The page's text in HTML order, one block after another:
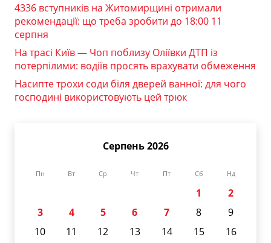
4336 вступників на Житомирщині отримали
рекомендації: що треба зробити до 18:00 11
серпня
На трасі Київ — Чоп поблизу Оліївки ДТП із
потерпілими: водіїв просять врахувати обмеження
Насипте трохи соди біля дверей ванної: для чого
господині використовують цей трюк
Серпень 2026
Пн Вт Ср Чт Пт Сб Нд
1
2
3
4 5 6 7 8
9
10
11 12 13 14 15
16